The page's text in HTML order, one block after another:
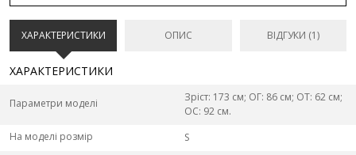
ХАРАКТЕРИСТИКИ ОПИС ВІДГУКИ (1)
ХАРАКТЕРИСТИКИ
Параметри моделі
Зріст: 173 см; ОГ: 86 см; ОТ: 62 см;
ОС: 92 см.
На моделі розмір
S